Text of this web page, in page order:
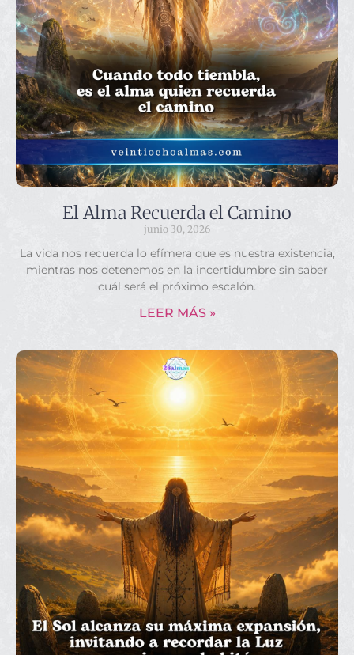
El Alma Recuerda el Camino
junio 30, 2026
La vida nos recuerda lo efímera que es nuestra existencia,
mientras nos detenemos en la incertidumbre sin saber
cuál será el próximo escalón.
LEER MÁS »